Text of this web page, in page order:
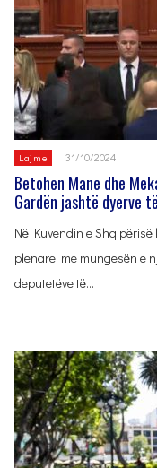
Lajme 31/10/2024
Betohen Mane dhe
Gardën jashtë dyerve
Në Kuvendin e
plenare, me mungesën e
deputetëve të…